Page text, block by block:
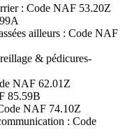
: Code NAF 53.20Z
ailleurs : Code NAF
& pédicures-
NAF 62.01Z
85.59B
NAF 74.10Z
: Code